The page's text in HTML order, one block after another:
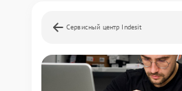
Сервисный центр Indesit